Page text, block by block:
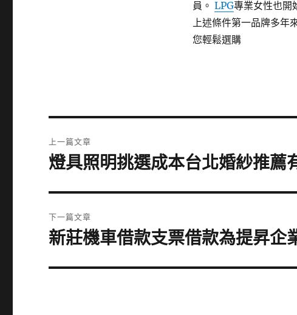
員。 LPG專業女性也開
上述條件第一品牌多年
您輕鬆選購
章
上一篇文章
上
篇
文
章:
燈具照明挑選成本台北婚紗推薦
下一篇文章
下
篇
新莊機車借款支票借款為提昇企